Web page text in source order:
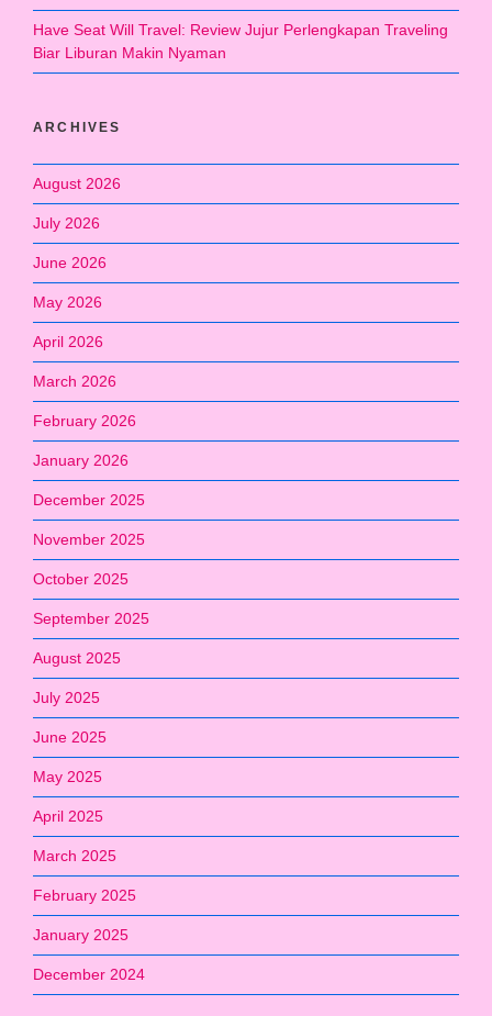
Have Seat Will Travel: Review Jujur Perlengkapan Traveling
Biar Liburan Makin Nyaman
ARCHIVES
August 2026
July 2026
June 2026
May 2026
April 2026
March 2026
February 2026
January 2026
December 2025
November 2025
October 2025
September 2025
August 2025
July 2025
June 2025
May 2025
April 2025
March 2025
February 2025
January 2025
December 2024